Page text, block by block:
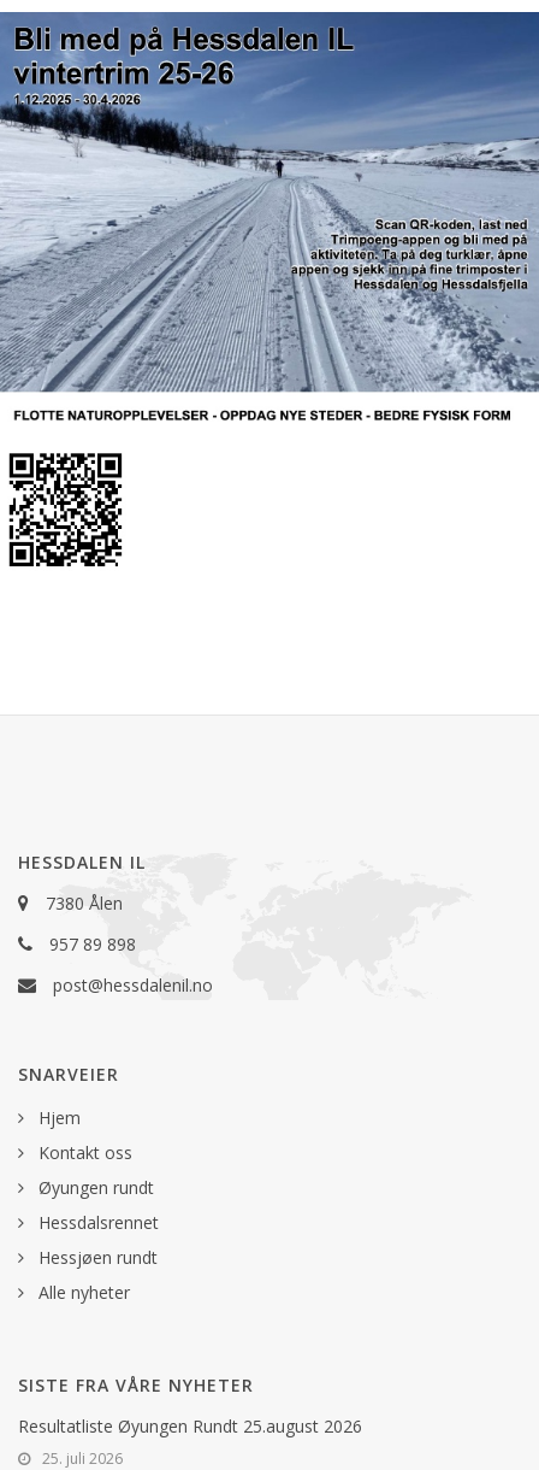
HESSDALEN IL
7380 Ålen
957 89 898
post@hessdalenil.no
SNARVEIER
Hjem
Kontakt oss
Øyungen rundt
Hessdalsrennet
Hessjøen rundt
Alle nyheter
SISTE FRA VÅRE NYHETER
Resultatliste Øyungen Rundt 25.august 2026
25. juli 2026